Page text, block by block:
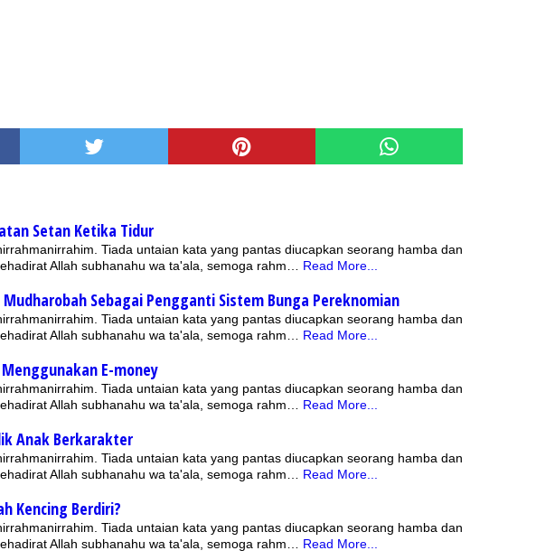
Setan Ketika Tidur
Tiada untaian kata yang pantas diucapkan seorang hamba dan
Allah subhanahu wa ta'ala, semoga rahm… Read More...
Mudharobah Sebagai Pengganti Sistem Bunga Pereknomian
Tiada untaian kata yang pantas diucapkan seorang hamba dan
Allah subhanahu wa ta'ala, semoga rahm… Read More...
E-money
Tiada untaian kata yang pantas diucapkan seorang hamba dan
Allah subhanahu wa ta'ala, semoga rahm… Read More...
Anak Berkarakter
Tiada untaian kata yang pantas diucapkan seorang hamba dan
Allah subhanahu wa ta'ala, semoga rahm… Read More...
Kencing Berdiri?
Tiada untaian kata yang pantas diucapkan seorang hamba dan
Allah subhanahu wa ta'ala, semoga rahm… Read More...